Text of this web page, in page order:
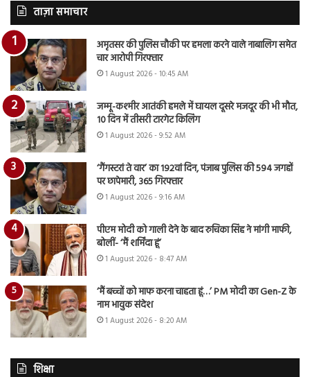
ताज़ा समाचार
अमृतसर की पुलिस चौकी पर हमला करने वाले नाबालिग समेत
चार आरोपी गिरफ्तार
1 August 2026 - 10:45 AM
जम्मू-कश्मीर आतंकी हमले में घायल दूसरे मजदूर की भी मौत,
10 दिन में तीसरी टारगेट किलिंग
1 August 2026 - 9:52 AM
‘गैंगस्टरां ते वार’ का 192वां दिन, पंजाब पुलिस की 594 जगहों
पर छापेमारी, 365 गिरफ्तार
1 August 2026 - 9:16 AM
पीएम मोदी को गाली देने के बाद रुचिका सिंह ने मांगी माफी,
बोलीं- ‘मैं शर्मिंदा हूं’
1 August 2026 - 8:47 AM
‘मैं बच्चों को माफ करना चाहता हूं…’ PM मोदी का Gen-Z के
नाम भावुक संदेश
1 August 2026 - 8:20 AM
शिक्षा